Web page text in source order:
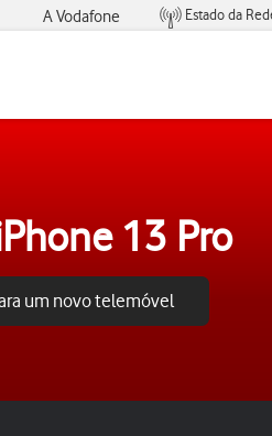
A Vodafone
Estado da
13 Pro
um novo telemóvel